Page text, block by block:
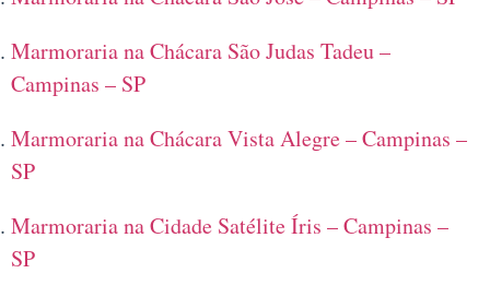
Marmoraria na Chácara São Judas Tadeu –
Campinas – SP
Marmoraria na Chácara Vista Alegre – Campinas –
SP
Marmoraria na Cidade Satélite Íris – Campinas –
SP